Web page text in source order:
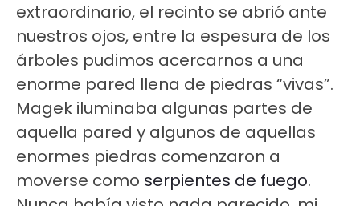
extraordinario, el recinto se abrió ante
nuestros ojos, entre la espesura de los
árboles pudimos acercarnos a una
enorme pared llena de piedras “vivas”.
Magek iluminaba algunas partes de
aquella pared y algunos de aquellas
enormes piedras comenzaron a
moverse como serpientes de fuego.